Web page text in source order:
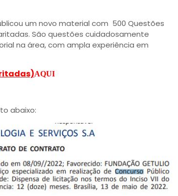
um novo material com 500 Questões
São questões cuidadosamente
na área, com ampla experiência em
AQUI
abaixo: